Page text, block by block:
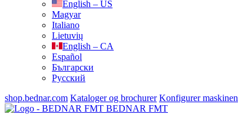
English – US
Magyar
Italiano
Lietuvių
English – CA
Español
Български
Русский
shop.bednar.com Kataloger og brochurer Konfigurer maskinen
BEDNAR FMT